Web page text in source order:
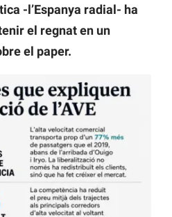
-l’Espanya radial- ha
el regnat en un
el paper.